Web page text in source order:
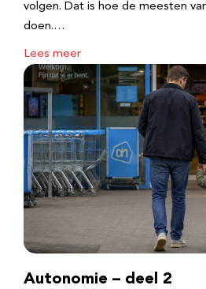
volgen. Dat is hoe de meesten
doen.…
Lees meer
Autonomie – deel 2